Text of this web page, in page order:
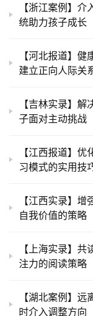
关
力
校
【浙江案例】
统助力孩子成长
【河北报道】
建立正向人际关
【吉林实录】
子面对主动挑战
【江西报道】
习模式的实用技
【江西实录】
自我价值的策略
【上海实录】
注力的阅读策略
【湖北案例】
时介入调整方向